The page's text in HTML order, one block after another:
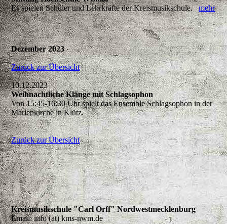
Es spielen Schüler und Lehrkräfte der Kreismusikschule.mehr
Dezember 2023
Zurück zur Übersicht
10.12.2023
Weihnachtliche Klänge mit Schlagsophon
Von 15:45-16:30 Uhr spielt das Ensemble Schlagsophon in der
Marienkirche in Klütz.
Zurück zur Übersicht
Kreismusikschule "Carl Orff" Nordwestmecklenburg
Email: info (at) kms-nwm.de